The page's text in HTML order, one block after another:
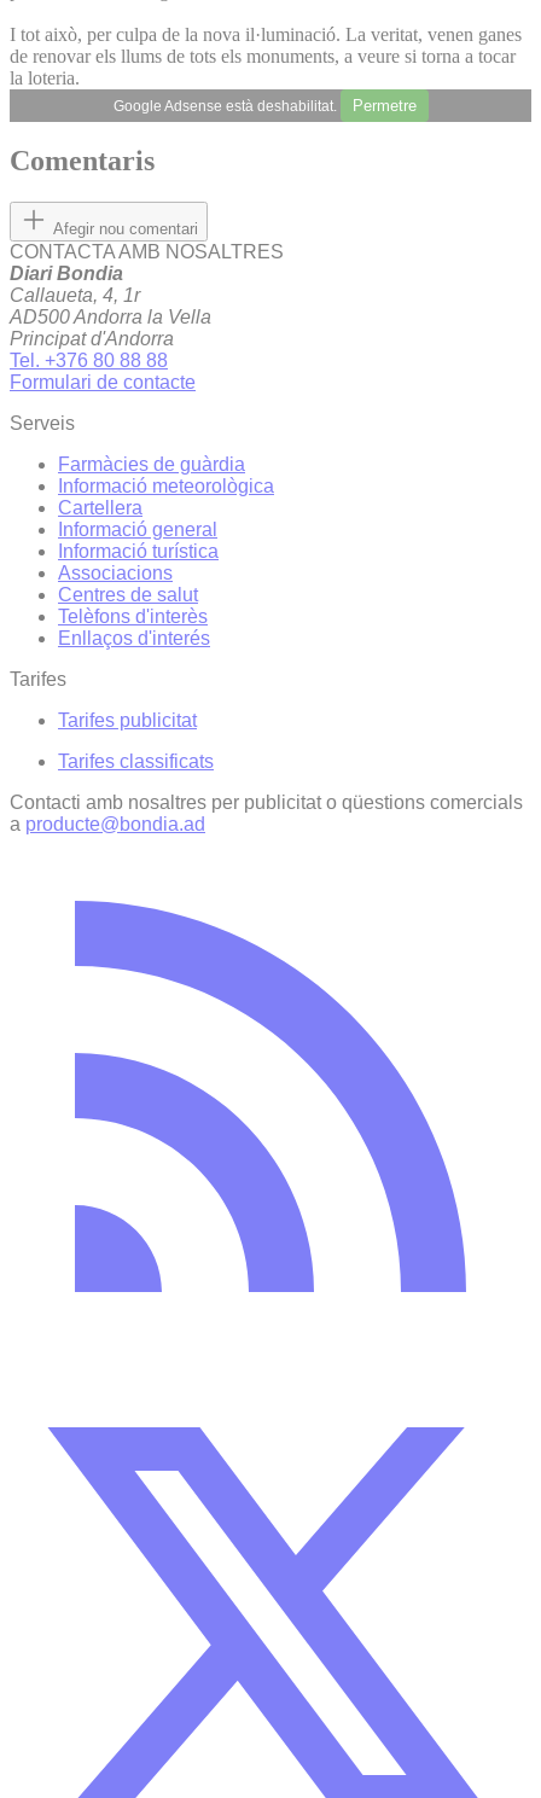
I tot això, per culpa de la nova il·luminació. La veritat, venen ganes
de renovar els llums de tots els monuments, a veure si torna a tocar
la loteria.
Google Adsense està deshabilitat. Permetre
Comentaris
Afegir nou comentari
CONTACTA AMB NOSALTRES
Diari Bondia
Callaueta, 4, 1r
AD500 Andorra la Vella
Principat d'Andorra
Tel. +376 80 88 88
Formulari de contacte
Serveis
Farmàcies de guàrdia
Informació meteorològica
Cartellera
Informació general
Informació turística
Associacions
Centres de salut
Telèfons d'interès
Enllaços d'interés
Tarifes
Tarifes publicitat
Tarifes classificats
Contacti amb nosaltres per publicitat o qüestions comercials
a producte@bondia.ad